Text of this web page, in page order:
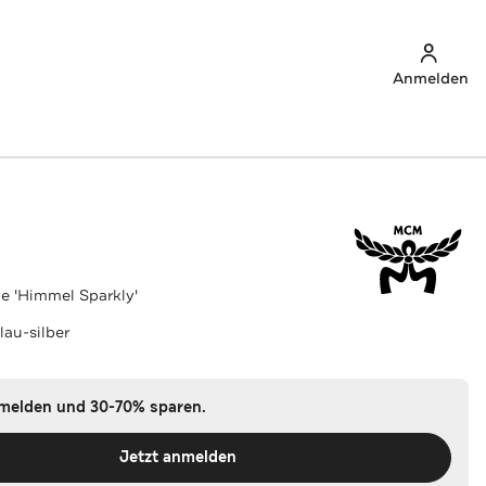
Anmelden
'Himmel Sparkly'
silber
und 30-70% sparen.
Jetzt anmelden